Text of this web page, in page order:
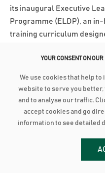
March 25, 2025
AMANA BANK SUPPORTS
CAMPAIGNS IN NUWARA-
its inaugural Executive
Programme (ELDP), an
training curriculum
program provided junior
වැඩි විස්තර
YOUR CONSENT ON
We use cookies that help
website to serve you
and to analyse our traffic.
accept cookies and go
information to see detailed